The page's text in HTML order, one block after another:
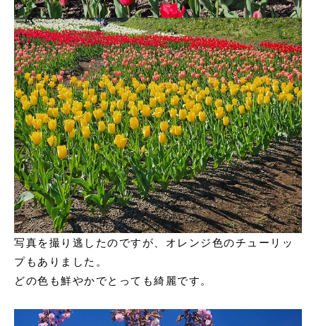
写真を撮り逃したのですが、オレンジ色のチューリッ
プもありました。
どの色も鮮やかでとっても綺麗です。